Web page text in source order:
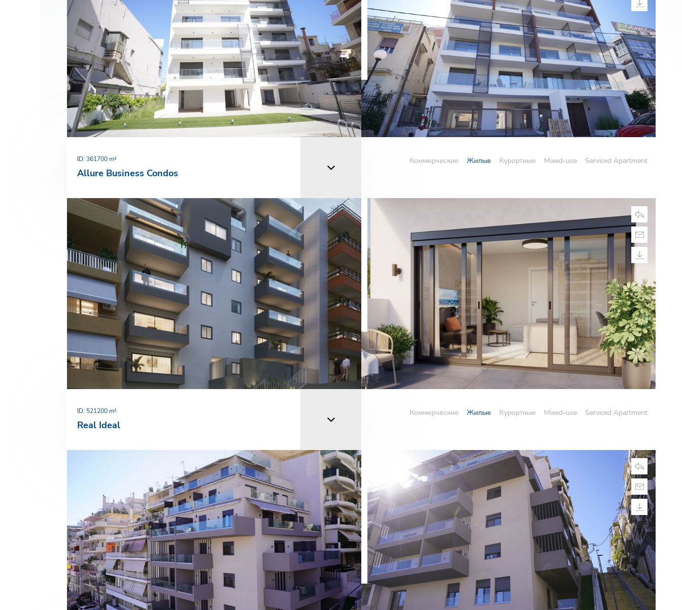
ID: 361700 m²
Allure Business Condos
Коммерческие Жилые Курортные Mixed-use Serviced Apartment
ID: 521200 m²
Real Ideal
Коммерческие Жилые Курортные Mixed-use Serviced Apartment
I accept DKGprivacy policy
I wish to receive DKG Development news and updates
Отправить
Отправить